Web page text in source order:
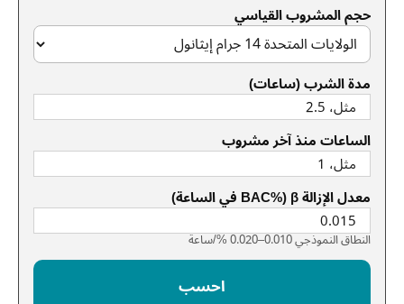
حجم المشروب القياسي
مدة الشرب (ساعات)
الساعات منذ آخر مشروب
معدل الإزالة β (%BAC في الساعة)
النطاق النموذجي 0.010–0.020 %/ساعة
احسب